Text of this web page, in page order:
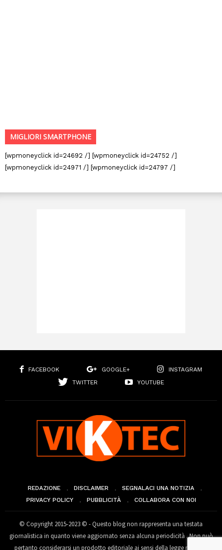
MIGLIORI SMARTPHONE
[wpmoneyclick id=24692 /] [wpmoneyclick id=24752 /]
[wpmoneyclick id=24971 /] [wpmoneyclick id=24797 /]
FACEBOOK GOOGLE+
INSTAGRAM
TWITTER
YOUTUBE
REDAZIONE DISCLAIMER
SEGNALACI UNA NOTIZIA
PRIVACY POLICY
PUBBLICITÀ COLLABORA CON NOI
© Copyright 2015-2023 © - Questo blog non rappresenta una testata
giornalistica in quanto viene aggiornato senza alcuna periodicità . Non può
pertanto considerarsi un prodotto editoriale ai sensi della legge n° 62 del